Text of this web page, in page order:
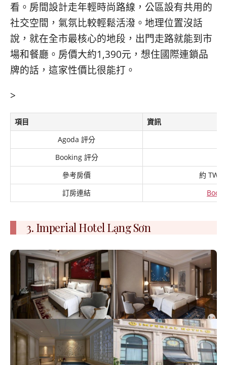
看。房間設計走年輕時尚路線，公區設有共用的
社交空間，氣氛比較輕鬆活潑。地理位置沒話
說，就在全市最核心的地段，出門走路就能到市
場和餐廳。房價大約1,390元，想住國際連鎖品
牌的話，這家性價比很能打。
>
項目
資訊
Agoda 評分
Booking 評分
參考房價
約 TWD
訂房連結
3. Imperial Hotel Lạng Sơn